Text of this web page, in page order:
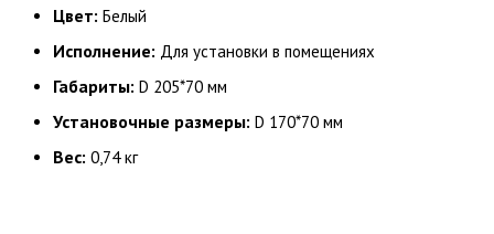
Цвет: Белый
Исполнение: Для установки в помещениях
Габариты: D 205*70 мм
Установочные размеры: D 170*70 мм
Вес: 0,74 кг